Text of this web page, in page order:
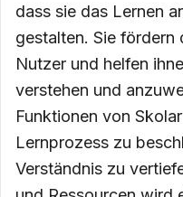
dass sie das Lernen
gestalten. Sie
Nutzer und helfen
verstehen und
Funktionen von
Lernprozess zu
Verständnis zu